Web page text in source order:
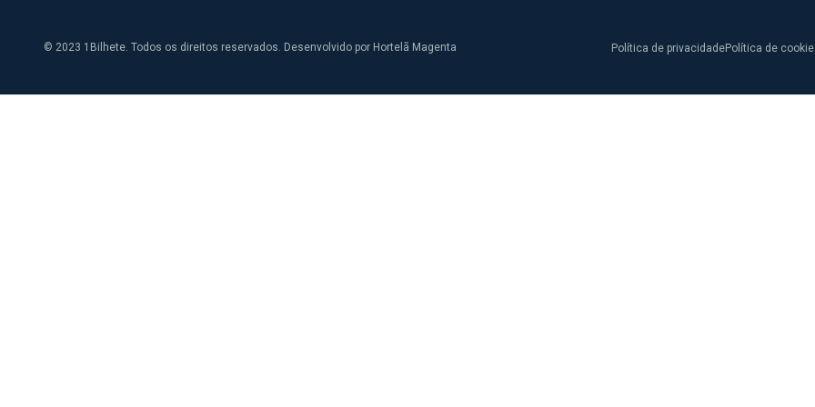
© 2023 1Bilhete. Todos os direitos reservados. Desenvolvido por Hortelã Magenta Política de privacidadePolítica de